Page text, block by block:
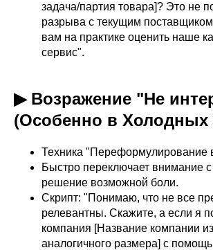
задача/партия товара]? Это не
разрыва с текущим
вам на практике оценить наше
сервис".
▶ Возражение "Не
(Особенно в Холодных
Техника "Переформулирование
Быстро переключает внимание
решение возможной боли.
Скрипт: "Понимаю, что не все
релевантны. Скажите, а если я
компания [Название компании
аналогичного размера] с